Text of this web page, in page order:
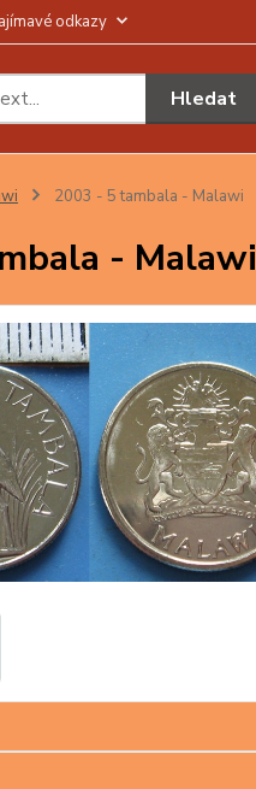
odkazy
Hledat
2003 - 5 tambala - Malawi
- Malawi